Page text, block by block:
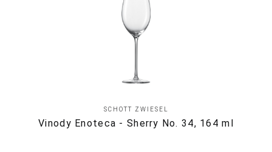
SCHOTT ZWIESEL
Vinody Enoteca - Sherry No. 34, 164 ml